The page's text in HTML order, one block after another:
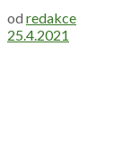
od redakce
25.4.2021